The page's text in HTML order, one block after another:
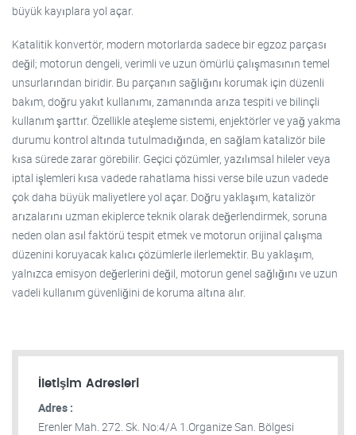
büyük kayıplara yol açar.
Katalitik konvertör, modern motorlarda sadece bir egzoz parçası
değil; motorun dengeli, verimli ve uzun ömürlü çalışmasının temel
unsurlarından biridir. Bu parçanın sağlığını korumak için düzenli
bakım, doğru yakıt kullanımı, zamanında arıza tespiti ve bilinçli
kullanım şarttır. Özellikle ateşleme sistemi, enjektörler ve yağ yakma
durumu kontrol altında tutulmadığında, en sağlam katalizör bile
kısa sürede zarar görebilir. Geçici çözümler, yazılımsal hileler veya
iptal işlemleri kısa vadede rahatlama hissi verse bile uzun vadede
çok daha büyük maliyetlere yol açar. Doğru yaklaşım, katalizör
arızalarını uzman ekiplerce teknik olarak değerlendirmek, soruna
neden olan asıl faktörü tespit etmek ve motorun orijinal çalışma
düzenini koruyacak kalıcı çözümlerle ilerlemektir. Bu yaklaşım,
yalnızca emisyon değerlerini değil, motorun genel sağlığını ve uzun
vadeli kullanım güvenliğini de koruma altına alır.
İletişim Adresleri
Adres :
Erenler Mah. 272. Sk. No:4/A 1.Organize San. Bölgesi